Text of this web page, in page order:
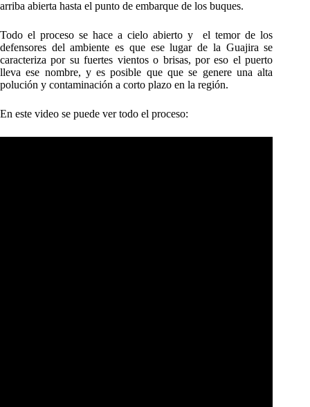
arriba abierta hasta el punto de embarque de los buques.
Todo el proceso se hace a cielo abierto y el temor de los
defensores del ambiente es que ese lugar de la Guajira se
caracteriza por su fuertes vientos o brisas, por eso el puerto
lleva ese nombre, y es posible que que se genere una alta
polución y contaminación a corto plazo en la región.
En este video se puede ver todo el proceso: